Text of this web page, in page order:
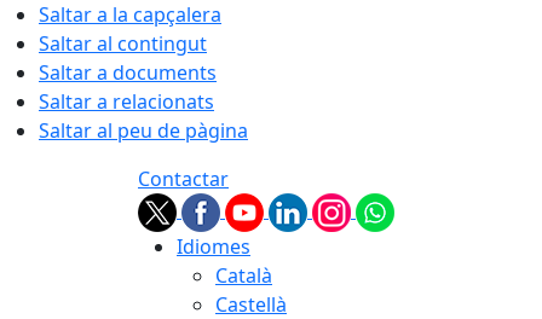
Saltar a la capçalera
Saltar al contingut
Saltar a documents
Saltar a relacionats
Saltar al peu de pàgina
Contactar
Idiomes
Català
Castellà